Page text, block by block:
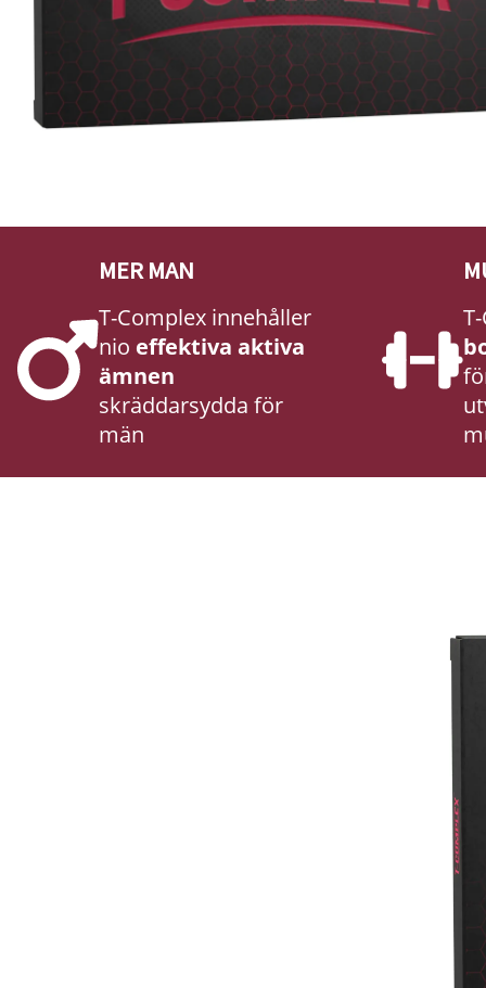
MER MAN
T-Complex innehåller
nio effektiva aktiva
ämnen
skräddarsydda för
män